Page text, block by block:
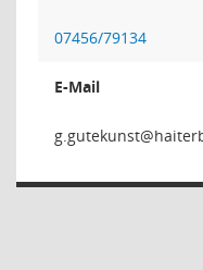
07456/79134
E-Mail
tsnuk